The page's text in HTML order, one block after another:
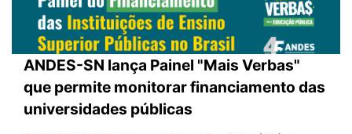
ANDES-SN lança Painel "Mais Verbas"
que permite monitorar financiamento das
universidades públicas